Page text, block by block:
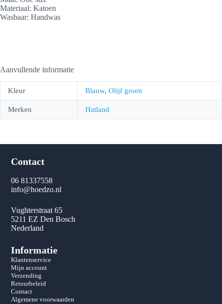
Materiaal: Katoen
Wasbaar: Handwas
Aanvullende informatie
Kleur Blauw, Olijf groen
Merken Hatland
Contact
06 81337558
info@hoedzo.nl
Vughterstraat 65
5211 EZ Den Bosch
Nederland
Informatie
Klantenservice
Mijn account
Verzending
Retourbeleid
Contact
Algemene voorwaarden